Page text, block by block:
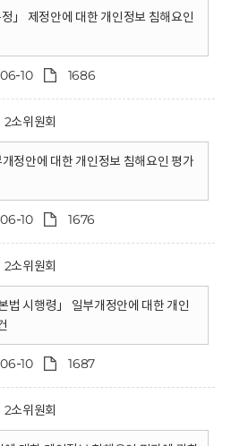
」 제정안에 대한 개인정보 침해요인
10 1686
2소위원회
정안에 대한 개인정보 침해요인 평가
10 1676
2소위원회
법 시행령」 일부개정안에 대한 개인
10 1687
2소위원회